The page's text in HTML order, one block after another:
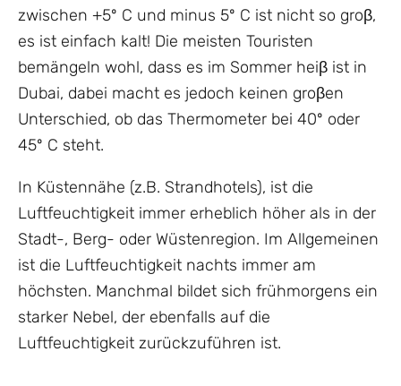
zwischen +5º C und minus 5º C ist nicht so groβ,
es ist einfach kalt! Die meisten Touristen
bemängeln wohl, dass es im Sommer heiβ ist in
Dubai, dabei macht es jedoch keinen groβen
Unterschied, ob das Thermometer bei 40º oder
45º C steht.
In Küstennähe (z.B. Strandhotels), ist die
Luftfeuchtigkeit immer erheblich höher als in der
Stadt-, Berg- oder Wüstenregion. Im Allgemeinen
ist die Luftfeuchtigkeit nachts immer am
höchsten. Manchmal bildet sich frühmorgens ein
starker Nebel, der ebenfalls auf die
Luftfeuchtigkeit zurückzuführen ist.